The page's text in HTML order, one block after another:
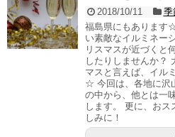
2018/10/11
季
福島県にもあります
い素敵なイルミネー
リスマスが近づくと
したりしませんか？
マスと言えば、イル
☆ 今回は、各地に沢
の中から、他とは一
します。 更に、お
しみに！